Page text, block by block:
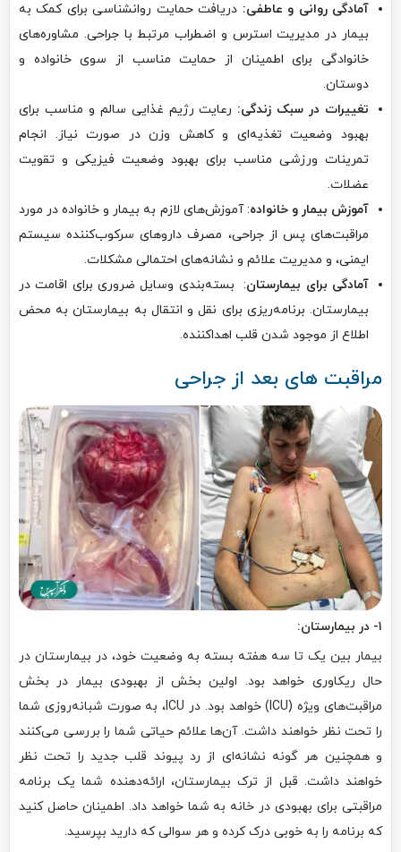
آمادگی روانی و عاطفی: دریافت حمایت روانشناسی برای کمک به
بیمار در مدیریت استرس و اضطراب مرتبط با جراحی. مشاوره‌های
خانوادگی برای اطمینان از حمایت مناسب از سوی خانواده و
دوستان.
تغییرات در سبک زندگی: رعایت رژیم غذایی سالم و مناسب برای
بهبود وضعیت تغذیه‌ای و کاهش وزن در صورت نیاز. انجام
تمرینات ورزشی مناسب برای بهبود وضعیت فیزیکی و تقویت
عضلات.
آموزش بیمار و خانواده: آموزش‌های لازم به بیمار و خانواده در مورد
مراقبت‌های پس از جراحی، مصرف داروهای سرکوب‌کننده سیستم
ایمنی، و مدیریت علائم و نشانه‌های احتمالی مشکلات.
آمادگی برای بیمارستان: بسته‌بندی وسایل ضروری برای اقامت در
بیمارستان. برنامه‌ریزی برای نقل و انتقال به بیمارستان به محض
اطلاع از موجود شدن قلب اهداکننده.
مراقبت های بعد از جراحی
۱- در بیمارستان:
بیمار بین یک تا سه هفته بسته به وضعیت خود، در بیمارستان در
حال ریکاوری خواهد بود. اولین بخش از بهبودی بیمار در بخش
مراقبت‌های ویژه (ICU) خواهد بود. در ICU، به صورت شبانه‌روزی شما
را تحت نظر خواهند داشت. آن‌ها علائم حیاتی شما را بررسی می‌کنند
و همچنین هر گونه نشانه‌ای از رد پیوند قلب جدید را تحت نظر
خواهند داشت. قبل از ترک بیمارستان، ارائه‌دهنده شما یک برنامه
مراقبتی برای بهبودی در خانه به شما خواهد داد. اطمینان حاصل کنید
که برنامه را به خوبی درک کرده و هر سوالی که دارید بپرسید.